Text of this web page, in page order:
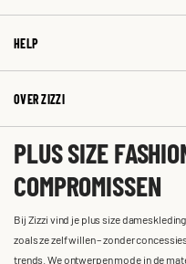
HELP
OVER ZIZZI
PLUS SIZE
COMPROMISSEN
Bij Zizzi vind je plus size
zoals ze zelf willen – zonder
trends. We ontwerpen mode in de